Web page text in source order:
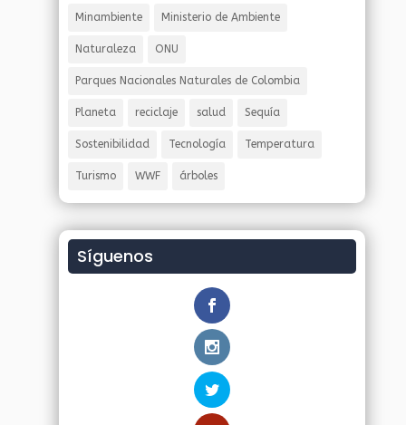
Minambiente Ministerio de Ambiente
Naturaleza ONU
Parques Nacionales Naturales de Colombia
Planeta reciclaje salud Sequía
Sostenibilidad Tecnología Temperatura
Turismo WWF árboles
Síguenos